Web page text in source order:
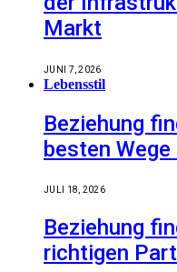
Markt
JUNI 7, 2026
Lebensstil
Beziehung
besten
JULI 18, 2026
Beziehung
richtigen